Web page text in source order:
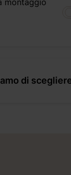
montaggio
di